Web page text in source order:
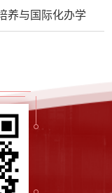
养与国际化办学